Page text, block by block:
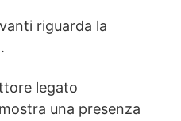
riguarda la
legato
mostra una presenza